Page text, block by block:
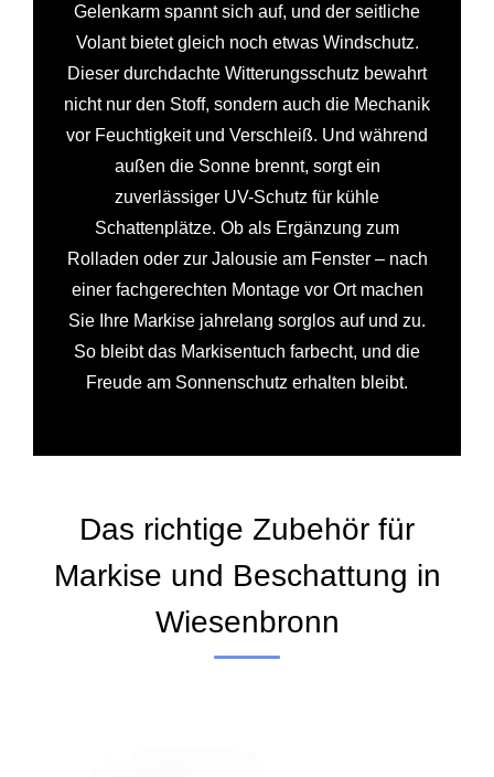
Gelenkarm spannt sich auf, und der seitliche
Volant bietet gleich noch etwas Windschutz.
Dieser durchdachte Witterungsschutz bewahrt
nicht nur den Stoff, sondern auch die Mechanik
vor Feuchtigkeit und Verschleiß. Und während
außen die Sonne brennt, sorgt ein
zuverlässiger UV-Schutz für kühle
Schattenplätze. Ob als Ergänzung zum
Rolladen oder zur Jalousie am Fenster – nach
einer fachgerechten Montage vor Ort machen
Sie Ihre Markise jahrelang sorglos auf und zu.
So bleibt das Markisentuch farbecht, und die
Freude am Sonnenschutz erhalten bleibt.
Das richtige Zubehör für
Markise und Beschattung in
Wiesenbronn